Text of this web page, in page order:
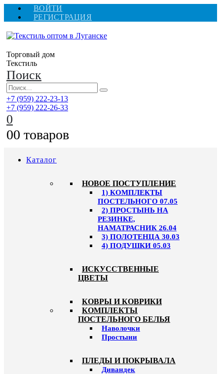
ВОЙТИ
РЕГИСТРАЦИЯ
Торговый дом
Текстиль
Поиск
+7 (959) 222-23-13
+7 (959) 222-26-33
0
00 товаров
Каталог
HОВОЕ ПОСТУПЛЕНИЕ
1) КОМПЛЕКТЫ
ПОСТЕЛЬНОГО 07.05
2) ПРОСТЫНЬ НА
РЕЗИНКЕ,
НАМАТРАСНИК 26.04
3) ПОЛОТЕНЦА 30.03
4) ПОДУШКИ 05.03
ИСКУССТВЕННЫЕ
ЦВЕТЫ
КОВРЫ И КОВРИКИ
КОМПЛЕКТЫ
ПОСТЕЛЬНОГО БЕЛЬЯ
Наволочки
Простыни
ПЛЕДЫ И ПОКРЫВАЛА
Дивандек